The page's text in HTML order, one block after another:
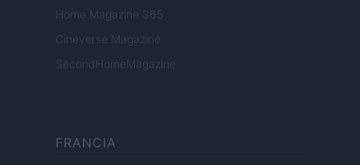
Home Magazine 365
Cineverse Magazine
SecondHomeMagazine
FRANCIA